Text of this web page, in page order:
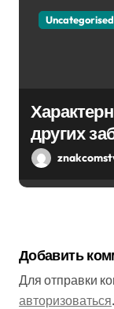
Uncategorised
других
Добавить
Для отправки
авторизоваться.